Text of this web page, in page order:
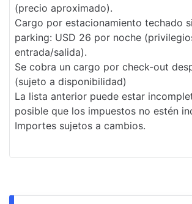
(precio aproximado).
Cargo por estacionamiento techado
parking: USD 26 por noche
entrada/salida).
Se cobra un cargo por check-out
(sujeto a disponibilidad)
La lista anterior puede estar
posible que los impuestos no estén
Importes sujetos a cambios.